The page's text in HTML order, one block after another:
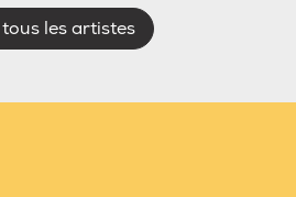
les artistes